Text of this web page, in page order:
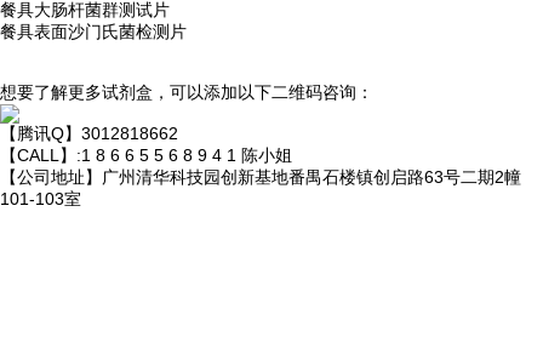
餐具大肠杆菌群测试片
餐具表面沙门氏菌检测片
想要了解更多试剂盒，可以添加以下二维码咨询：
【腾讯Q】3012818662
【CALL】:1 8 6 6 5 5 6 8 9 4 1 陈小姐
【公司地址】广州清华科技园创新基地番禺石楼镇创启路63号二期2幢
101-103室